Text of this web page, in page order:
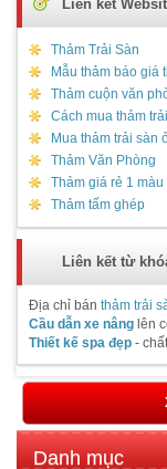
Liên kết
Thảm Trải Sàn
Mẫu thảm báo giá
Thảm cuộn văn
Cách mua thảm
Mua thảm trải sàn
Thảm Văn Phòng
Thảm giá rẻ 1 màu
Thảm tấm ghép
Liên kết từ
Địa chỉ bán thảm trải
Cầu dẫn xe nâng lên
Thiết kế spa đẹp -
Danh mục